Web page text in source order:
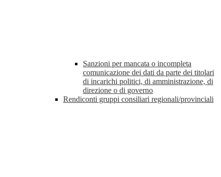
Sanzioni per mancata o incompleta
comunicazione dei dati da parte dei titolari
di incarichi politici, di amministrazione, di
direzione o di governo
Rendiconti gruppi consiliari regionali/provinciali